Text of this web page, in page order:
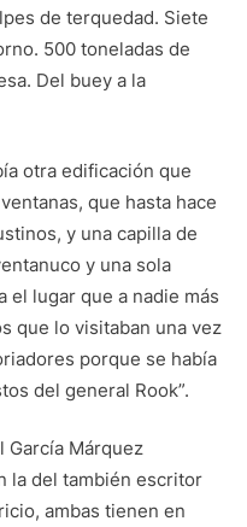
de terquedad. Siete
500 toneladas de
Del buey a la
otra edificación que
que hasta hace
y una capilla de
y una sola
el lugar que a nadie más
que lo visitaban una vez
porque se había
del general Rook”.
García Márquez
la del también escritor
ambas tienen en